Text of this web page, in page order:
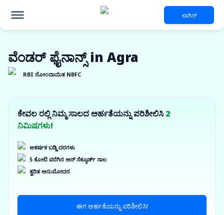
ಲಾಗಿನ್
ವೆಂಡರ್ ಫೈನಾನ್ಸ್ in Agra
RBI ನೋಂದಾಯಿತ NBFC
ಕೇವಲ ರಲ್ಲಿ ನಿಮ್ಮ ಸಾಲದ ಅರ್ಹತೆಯನ್ನು ಪರಿಶೀಲಿಸಿ2
ನಿಮಿಷಗಳು!
ಆಕರ್ಷಕ ಬಡ್ಡಿ ದರಗಳು
5 ಕೋಟಿ ವರೆಗಿನ ಅನ್ ಸೆಕ್ಯೂರ್ಡ್ ಸಾಲ
ತ್ವರಿತ ಅನುಮೋದನ
ಈಗ ಅರ್ಹತೆಯನ್ನು ಪರಿಶೀಲಿಸಿ!